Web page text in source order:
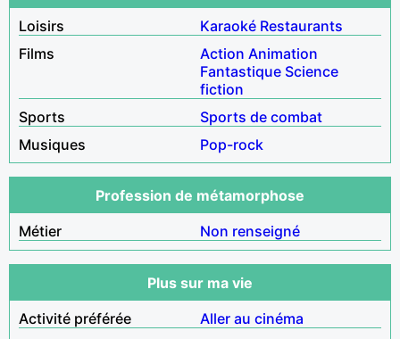
Loisirs
Karaoké Restaurants
Films
Action Animation
Fantastique Science
fiction
Sports
Sports de combat
Musiques
Pop-rock
Profession de métamorphose
Métier
Non renseigné
Plus sur ma vie
Activité préférée
Aller au cinéma